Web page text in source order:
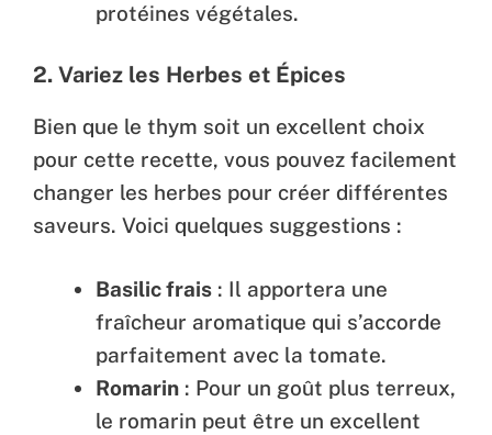
protéines végétales.
2. Variez les Herbes et Épices
Bien que le thym soit un excellent choix
pour cette recette, vous pouvez facilement
changer les herbes pour créer différentes
saveurs. Voici quelques suggestions :
Basilic frais : Il apportera une
fraîcheur aromatique qui s’accorde
parfaitement avec la tomate.
Romarin : Pour un goût plus terreux,
le romarin peut être un excellent